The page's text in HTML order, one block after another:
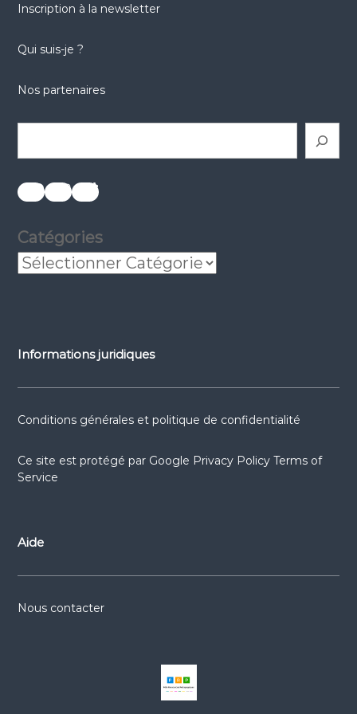
Inscription à la newsletter
Qui suis-je ?
Nos partenaires
réseaux sociauxréseaux sociauxréseaux sociaux
Catégories
Informations juridiques
Conditions générales et politique de confidentialité
Ce site est protégé par Google Privacy Policy Terms of
Service
Aide
Nous contacter